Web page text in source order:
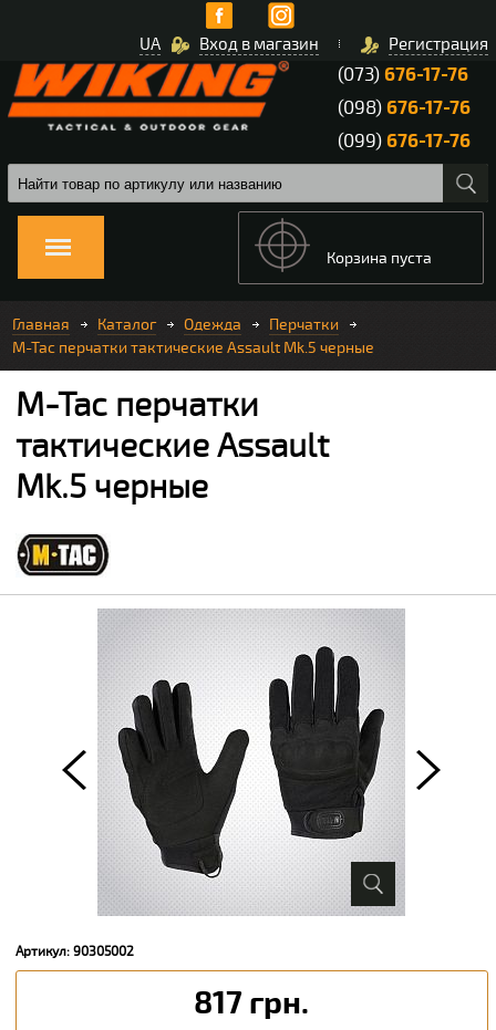
Вход в магазин Регистрация
UA
(073)676-17-76
(098)676-17-76
(099)676-17-76
Корзина пуста
Главная Каталог Одежда
Перчатки
M-Tac перчатки тактические Assault Mk.5 черные
M-Tac перчатки
тактические Assault
Mk.5 черные
Артикул: 90305002
817 грн.